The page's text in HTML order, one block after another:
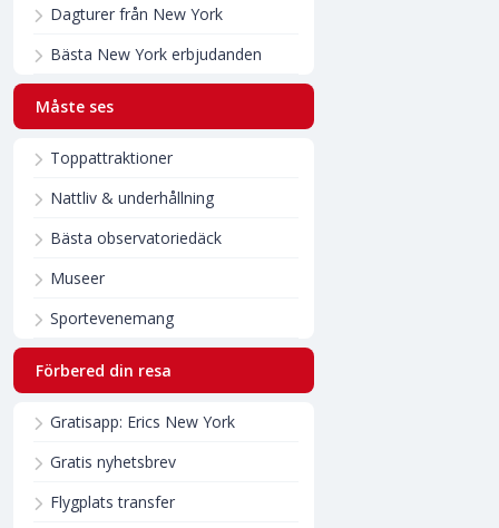
Dagturer från New York
Bästa New York erbjudanden
Måste ses
Toppattraktioner
Nattliv & underhållning
Bästa observatoriedäck
Museer
Sportevenemang
Förbered din resa
Gratisapp: Erics New York
Gratis nyhetsbrev
Flygplats transfer